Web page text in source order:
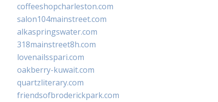
coffeeshopcharleston.com
salon104mainstreet.com
alkaspringswater.com
318mainstreet8h.com
lovenailsspari.com
oakberry-kuwait.com
quartzliterary.com
friendsofbroderickpark.com